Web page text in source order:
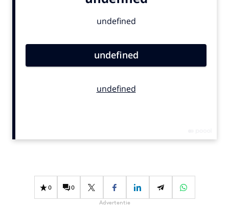
Gedragsverandering
Influencer marketing
0 0
Advertentie